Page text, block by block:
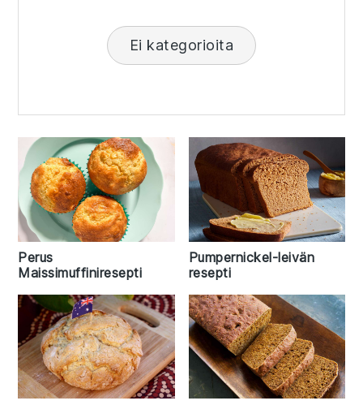
Ei kategorioita
Perus
Maissimuffiniresepti
Pumpernickel-leivän
resepti